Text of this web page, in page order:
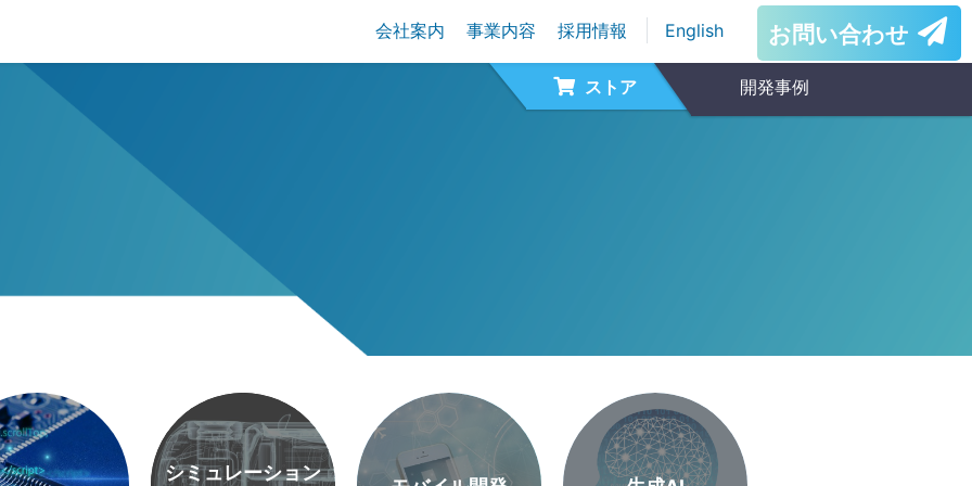
会社案内 事業内容 採用情報 English お問い合わせ
ストア 開発事例
シミュレーション